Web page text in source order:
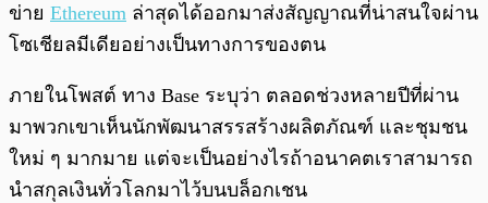
ข่าย Ethereum ล่าสุดได้ออกมาส่งสัญญาณที่น่าสนใจผ่าน
โซเชียลมีเดียอย่างเป็นทางการของตน
ภายในโพสต์ ทาง Base ระบุว่า ตลอดช่วงหลายปีที่ผ่าน
มาพวกเขาเห็นนักพัฒนาสรรสร้างผลิตภัณฑ์ และชุมชน
ใหม่ ๆ มากมาย แต่จะเป็นอย่างไรถ้าอนาคตเราสามารถ
นำสกุลเงินทั่วโลกมาไว้บนบล็อกเชน